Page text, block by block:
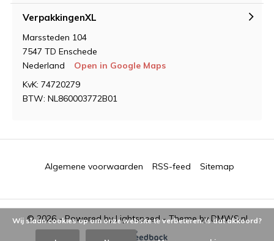
VerpakkingenXL
Marssteden 104
7547 TD Enschede
Nederland
Open in Google Maps
KvK: 74720279
BTW: NL860003772B01
© 2026 - Powered byLightspeed- Theme byDMWS.nl
Algemene voorwaarden RSS-feed Sitemap
Wij slaan cookies op om onze website te verbeteren. Is dat akkoord?